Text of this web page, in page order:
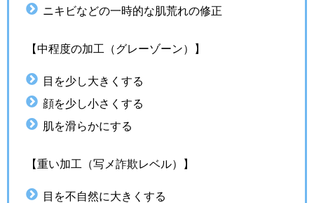
ニキビなどの一時的な肌荒れの修正
【中程度の加工（グレーゾーン）】
目を少し大きくする
顔を少し小さくする
肌を滑らかにする
【重い加工（写メ詐欺レベル）】
目を不自然に大きくする